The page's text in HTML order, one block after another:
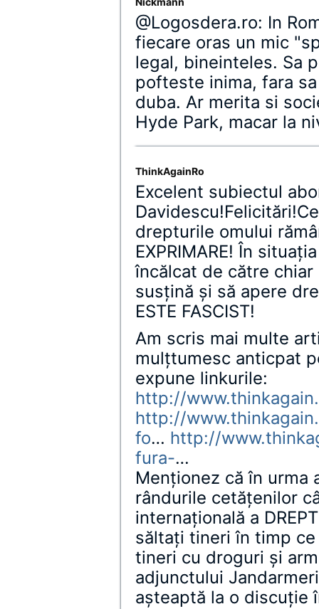
@Logosdera.ro: In
fiecare oras un mic
legal, bineinteles. Sa
pofteste inima, fara
duba. Ar merita si
Hyde Park, macar la
ThinkAgainRo
Excelent subiectul
drepturile omului
EXPRIMARE! În
încălcat de către
susţină şi să apere
ESTE FASCIST!
Am scris mai multe
mulţtumesc anticpat
expune linkurile:
http://
http://
fo… http://
fura-…
Menţionez că în urma
rândurile cetăţenilor
internaţională a
săltaţi tineri în timp
tineri cu droguri şi
adjunctului
aşteaptă la o discuţie